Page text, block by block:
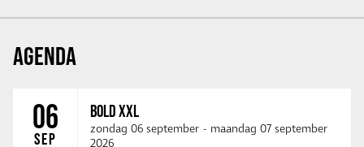
AGENDA
06
SEP
BOLD XXL
zondag 06 september - maandag 07 september
2026